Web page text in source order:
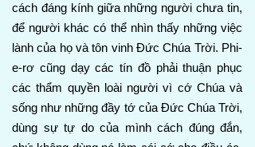
cách đáng kính giữa những người chưa tin,
để người khác có thể nhìn thấy những việc
lành của họ và tôn vinh Đức Chúa Trời. Phi-
e-rơ cũng dạy các tín đồ phải thuận phục
các thẩm quyền loài người vì cớ Chúa và
sống như những đầy tớ của Đức Chúa Trời,
dùng sự tự do của mình cách đúng đắn,